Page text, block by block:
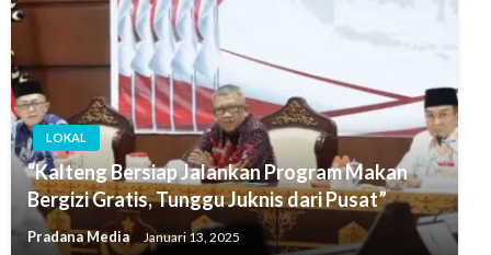
LOKAL
“Kalteng Bersiap Jalankan Program Makan
Bergizi Gratis, Tunggu Juknis dari Pusat”
Pradana Media Januari 13, 2025